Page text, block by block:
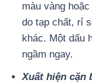
màu vàng
do tạp chất, rỉ
khác. Một dấu
ngầm ngay.
Xuất hiện cặn